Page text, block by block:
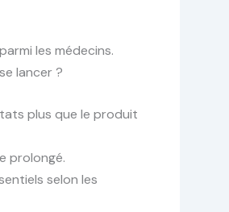
les médecins.
lancer ?
plus que le produit
prolongé.
selon les